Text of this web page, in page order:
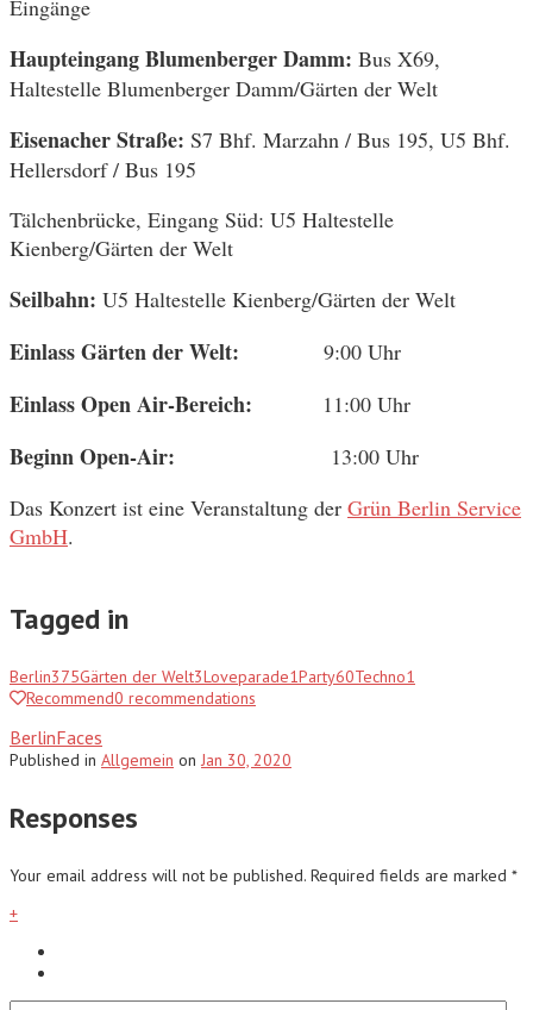
Eingänge
Haupteingang Blumenberger Damm: Bus X69,
Haltestelle Blumenberger Damm/Gärten der Welt
Eisenacher Straße: S7 Bhf. Marzahn / Bus 195, U5 Bhf.
Hellersdorf / Bus 195
Tälchenbrücke, Eingang Süd: U5 Haltestelle
Kienberg/Gärten der Welt
Seilbahn: U5 Haltestelle Kienberg/Gärten der Welt
Einlass Gärten der Welt: 9:00 Uhr
Einlass Open Air-Bereich: 11:00 Uhr
Beginn Open-Air:
13:00 Uhr
Das Konzert ist eine Veranstaltung der Grün Berlin Service
GmbH.
Tagged in
Berlin375Gärten der Welt3Loveparade1Party60Techno1
Recommend0 recommendations
BerlinFaces
Published in Allgemein on Jan 30, 2020
Responses
Your email address will not be published. Required fields are marked *
+